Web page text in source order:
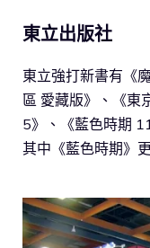
東立出版社
東立強打新書有《
區 愛藏版》、《東
5》、《藍色時期
其中《藍色時期》